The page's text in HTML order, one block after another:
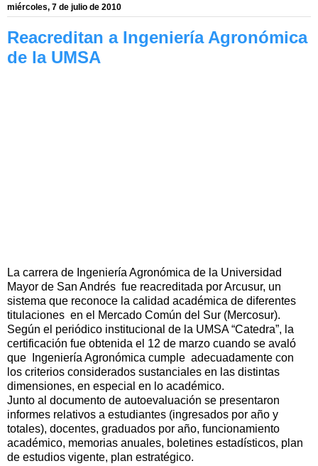
miércoles, 7 de julio de 2010
Reacreditan a Ingeniería Agronómica
de la UMSA
La carrera de Ingeniería Agronómica de la Universidad
Mayor de San Andrés fue reacreditada por Arcusur, un
sistema que reconoce la calidad académica de diferentes
titulaciones en el Mercado Común del Sur (Mercosur).
Según el periódico institucional de la UMSA “Catedra”, la
certificación fue obtenida el 12 de marzo cuando se avaló
que Ingeniería Agronómica cumple adecuadamente con
los criterios considerados sustanciales en las distintas
dimensiones, en especial en lo académico.
Junto al documento de autoevaluación se presentaron
informes relativos a estudiantes (ingresados por año y
totales), docentes, graduados por año, funcionamiento
académico, memorias anuales, boletines estadísticos, plan
de estudios vigente, plan estratégico.